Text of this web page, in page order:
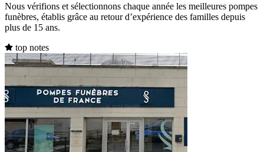
Nous vérifions et sélectionnons chaque année les meilleures pompes
funèbres, établis grâce au retour d’expérience des familles depuis
plus de 15 ans.
top notes